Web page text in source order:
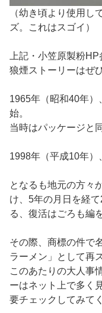
（幼き頃より使用し
ズ。これはスゴイ）
上記・小笠原製粉
狼煙ストーリーはぜ
1965年（昭和40年）
始。
当時はパッケージと
1998年（平成10年）
となるも地元の方々
け、5年の月日を経
る、復活はごろも編
その際、商標の件で
ラーメン」として再
このあたりの大人事
ーはネット上で多く
要チェックしてみて